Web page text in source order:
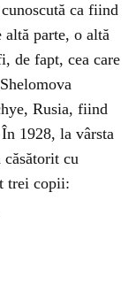
ca fiind
altă parte, o altă
de fapt, cea care
Rusia, fiind
1928, la vârsta
căsătorit cu
trei copii: